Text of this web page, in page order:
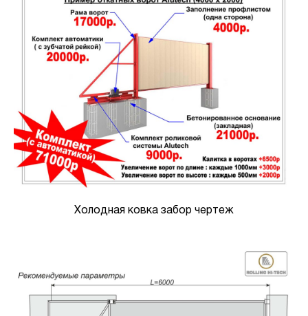
Холодная ковка забор чертеж